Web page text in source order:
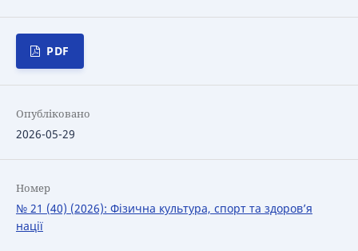
PDF
Опубліковано
2026-05-29
Номер
№ 21 (40) (2026): Фізична культура, спорт та здоров’я
нації